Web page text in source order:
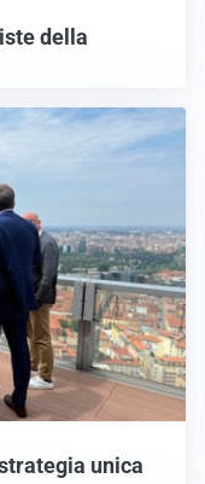
della
unica